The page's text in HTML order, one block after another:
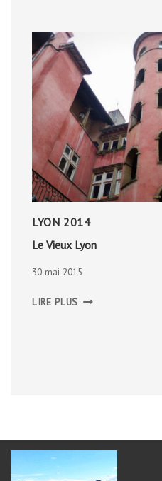
LYON 2014
Le Vieux Lyon
30 mai 2015
LIRE PLUS VIEUX